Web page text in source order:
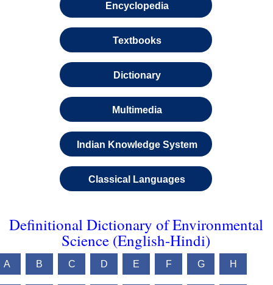
Encyclopedia
Textbooks
Dictionary
Multimedia
Indian Knowledge System
Classical Languages
Definitional Dictionary of Environmental
Science (English-Hindi)
A B C D E F G H